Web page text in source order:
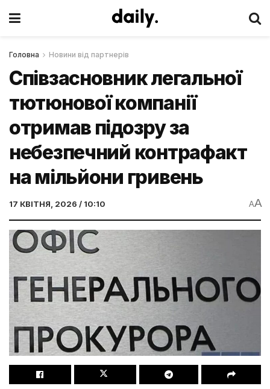
Головна Новини від партнерів
Співзасновник легальної
тютюнової компанії
отримав підозру за
небезпечний контрафакт
на мільйони гривень
17 КВІТНЯ, 2026 / 10:10 AA